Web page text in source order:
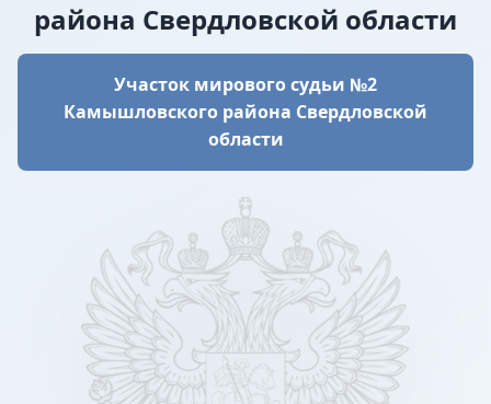
района Свердловской области
Участок мирового судьи №2
Камышловского района Свердловской
области